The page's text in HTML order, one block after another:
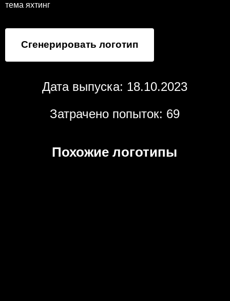
тема яхтинг
Сгенерировать логотип
Дата выпуска: 18.10.2023
Затрачено попыток: 69
Похожие логотипы